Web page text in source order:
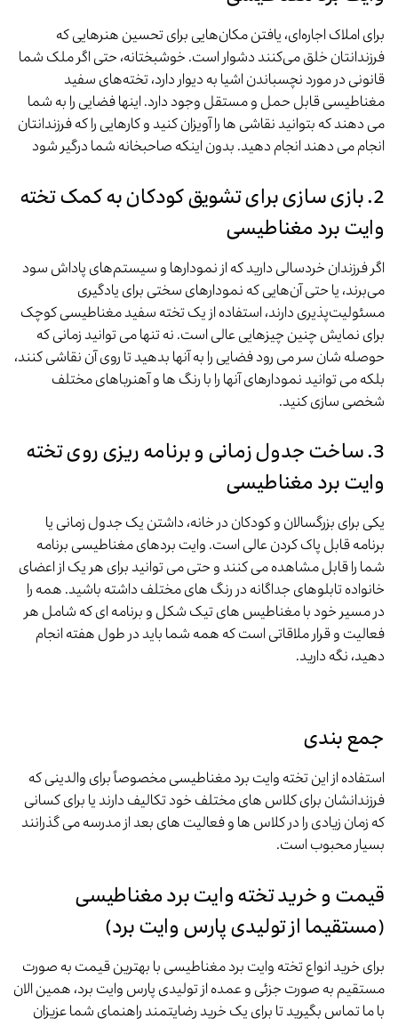
برای املاک اجاره‌ای، یافتن مکان‌هایی برای تحسین هنرهایی که
فرزندانتان خلق می‌کنند دشوار است. خوشبختانه، حتی اگر ملک شما
قانونی در مورد نچسباندن اشیا به دیوار دارد، تخته‌های سفید
مغناطیسی قابل حمل و مستقل وجود دارد. اینها فضایی را به شما
می دهند که بتوانید نقاشی ها را آویزان کنید و کارهایی را که فرزندانتان
انجام می دهند انجام دهید. بدون اینکه صاحبخانه شما درگیر شود
2. بازی سازی برای تشویق کودکان به کمک تخته
وایت برد مغناطیسی
اگر فرزندان خردسالی دارید که از نمودارها و سیستم‌های پاداش سود
می‌برند، یا حتی آن‌هایی که نمودارهای سختی برای یادگیری
مسئولیت‌پذیری دارند، استفاده از یک تخته سفید مغناطیسی کوچک
برای نمایش چنین چیزهایی عالی است. نه تنها می توانید زمانی که
حوصله شان سر می رود فضایی را به آنها بدهید تا روی آن نقاشی کنند،
بلکه می توانید نمودارهای آنها را با رنگ ها و آهنرباهای مختلف
شخصی سازی کنید.
3. ساخت جدول زمانی و برنامه ریزی روی تخته
وایت برد مغناطیسی
یکی برای بزرگسالان و کودکان در خانه، داشتن یک جدول زمانی یا
برنامه قابل پاک کردن عالی است. وایت بردهای مغناطیسی برنامه
شما را قابل مشاهده می کنند و حتی می توانید برای هر یک از اعضای
خانواده تابلوهای جداگانه در رنگ های مختلف داشته باشید. همه را
در مسیر خود با مغناطیس های تیک شکل و برنامه ای که شامل هر
فعالیت و قرار ملاقاتی است که همه شما باید در طول هفته انجام
دهید، نگه دارید.
جمع بندی
استفاده از این تخته وایت برد مغناطیسی مخصوصاً برای والدینی که
فرزندانشان برای کلاس های مختلف خود تکالیف دارند یا برای کسانی
که زمان زیادی را در کلاس ها و فعالیت های بعد از مدرسه می گذرانند
بسیار محبوب است.
قیمت و خرید تخته وایت برد مغناطیسی
(مستقیما از تولیدی پارس وایت برد)
برای خرید انواع تخته وایت برد مغناطیسی با بهترین قیمت به صورت
مستقیم به صورت جزئی و عمده از تولیدی پارس وایت برد، همین الان
با ما تماس بگیرید تا برای یک خرید رضایتمند راهنمای شما عزیزان